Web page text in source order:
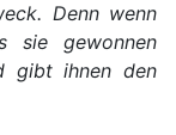
Denn wenn
sie gewonnen
gibt ihnen den